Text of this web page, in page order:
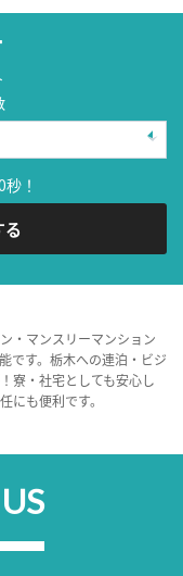
！
・マンスリーマンション
です。栃木への連泊・ビジ
寮・社宅としても安心し
にも便利です。